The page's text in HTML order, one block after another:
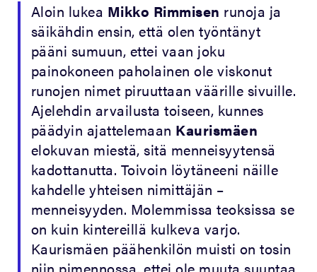
Aloin lukea Mikko Rimmisen runoja ja
säikähdin ensin, että olen työntänyt
pääni sumuun, ettei vaan joku
painokoneen paholainen ole viskonut
runojen nimet piruuttaan väärille sivuille.
Ajelehdin arvailusta toiseen, kunnes
päädyin ajattelemaan Kaurismäen
elokuvan miestä, sitä menneisyytensä
kadottanutta. Toivoin löytäneeni näille
kahdelle yhteisen nimittäjän –
menneisyyden. Molemmissa teoksissa se
on kuin kintereillä kulkeva varjo.
Kaurismäen päähenkilön muisti on tosin